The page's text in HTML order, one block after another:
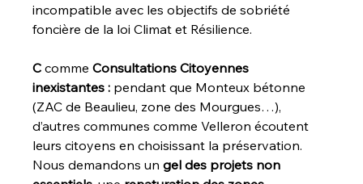
incompatible avec les objectifs de sobriété
foncière de la loi Climat et Résilience.
C comme Consultations Citoyennes
inexistantes : pendant que Monteux bétonne
(ZAC de Beaulieu, zone des Mourgues…),
d’autres communes comme Velleron écoutent
leurs citoyens en choisissant la préservation.
Nous demandons un gel des projets non